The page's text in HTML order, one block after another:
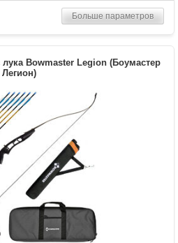
Лук, пластиковая полочка, тетива В50,
Рукоятка - алюминий, плечи - дерево с
ламинатом
Замки плечей - спортивный стандарт ILF
Больше параметров
Bowmaster Legion (Боумастер
Легион)